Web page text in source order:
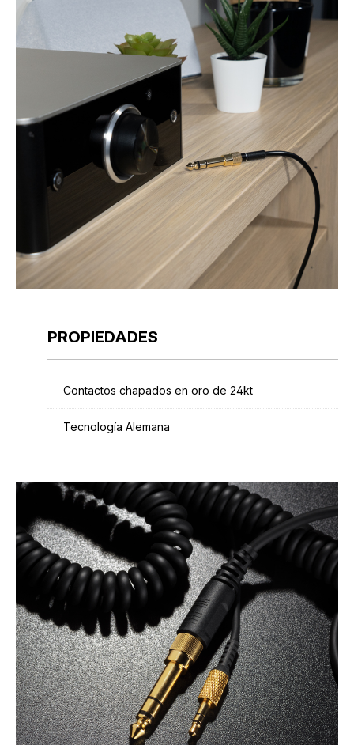
PROPIEDADES
Contactos chapados en oro de 24kt
Tecnología Alemana